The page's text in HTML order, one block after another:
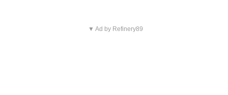
▼ Ad by Refinery89